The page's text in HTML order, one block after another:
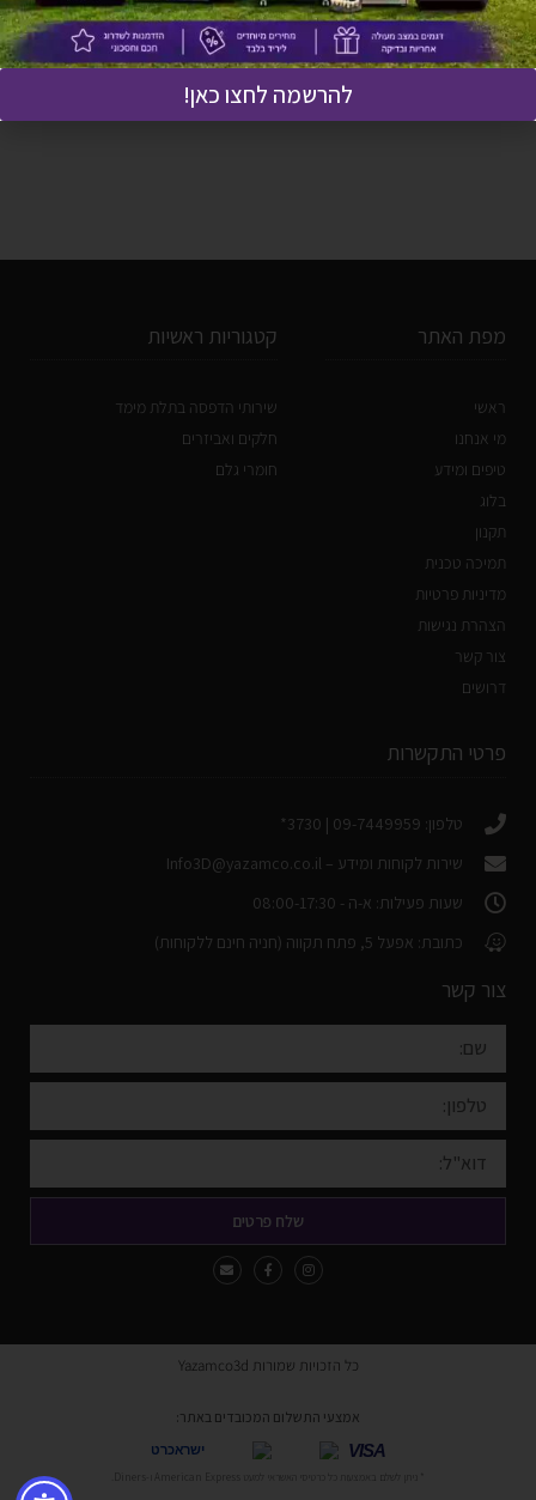
הוספה לסל
מפת האתר
ראשי
מי אנחנו
טיפים ומידע
בלוג
תקנון
תמיכה טכנית
מדיניות פרטיות
הצהרת נגישות
צור קשר
דרושים
קטגוריות ראשיות
שירותי הדפסה בתלת מימד
חלקים ואביזרים
חומרי גלם
פרטי התקשרות
טלפון: 09-7449959 | 3730*
שירות לקוחות ומידע – Info3D@yazamco.co.il
שעות פעילות: א-ה - 08:00-17:30
כתובת: אפעל 5, פתח תקווה (חניה חינם ללקוחות)
צור קשר
שלח פרטים
כל הזכויות שמורות Yazamco3d
אמצעי התשלום המכובדים באתר:
VISA
ישראכרט
* ניתן לשלם באמצעות כל כרטיסי האשראי למעט American Express ו-Diners.
להרשמה לחצו כאן!